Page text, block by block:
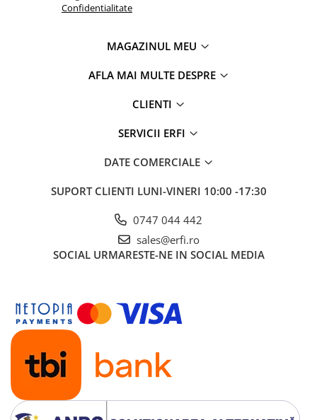
Confidentialitate
MAGAZINUL MEU
AFLA MAI MULTE DESPRE
CLIENTI
SERVICII ERFI
DATE COMERCIALE
SUPORT CLIENTI LUNI-VINERI 10:00 -17:30
0747 044 442
sales@erfi.ro
SOCIAL URMARESTE-NE IN SOCIAL MEDIA